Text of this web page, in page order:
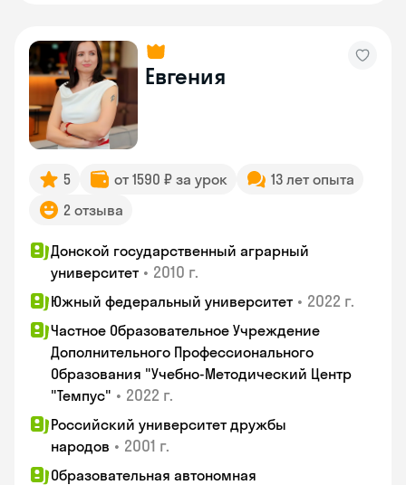
Евгения
5 от 1590 ₽ за урок
13 лет опыта
2 отзыва
Донской государственный аграрный
университет • 2010 г.
Южный федеральный университет • 2022 г.
Частное Образовательное Учреждение
Дополнительного Профессионального
Образования "Учебно-Методический Центр
"Темпус" • 2022 г.
Российский университет дружбы
народов • 2001 г.
Образовательная автономная